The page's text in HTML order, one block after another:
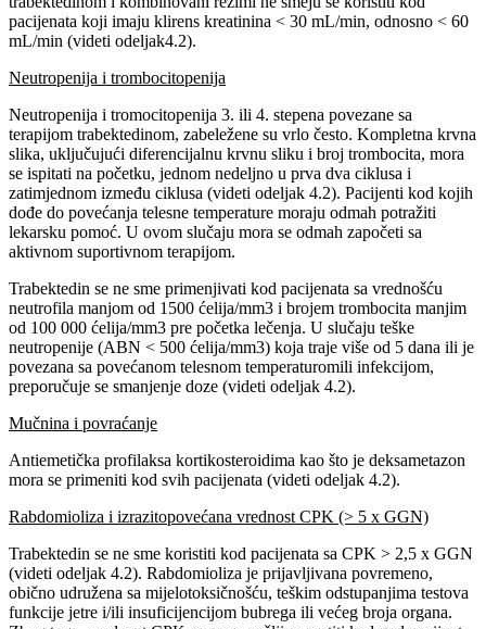
pacijenata koji imaju klirens kreatinina < 30 mL/min, odnosno < 60
mL/min (videti odeljak4.2).
Neutropenija i trombocitopenija
Neutropenija i tromocitopenija 3. ili 4. stepena povezane sa
terapijom trabektedinom, zabeležene su vrlo često. Kompletna krvna
slika, uključujući diferencijalnu krvnu sliku i broj trombocita, mora
se ispitati na početku, jednom nedeljno u prva dva ciklusa i
zatimjednom između ciklusa (videti odeljak 4.2). Pacijenti kod kojih
dođe do povećanja telesne temperature moraju odmah potražiti
lekarsku pomoć. U ovom slučaju mora se odmah započeti sa
aktivnom suportivnom terapijom.
Trabektedin se ne sme primenjivati kod pacijenata sa vrednošću
neutrofila manjom od 1500 ćelija/mm3 i brojem trombocita manjim
od 100 000 ćelija/mm3 pre početka lečenja. U slučaju teške
neutropenije (ABN < 500 ćelija/mm3) koja traje više od 5 dana ili je
povezana sa povećanom telesnom temperaturomili infekcijom,
preporučuje se smanjenje doze (videti odeljak 4.2).
Mučnina i povraćanje
Antiemetička profilaksa kortikosteroidima kao što je deksametazon
mora se primeniti kod svih pacijenata (videti odeljak 4.2).
Rabdomioliza i izrazitopovećana vrednost CPK (> 5 x GGN)
Trabektedin se ne sme koristiti kod pacijenata sa CPK > 2,5 x GGN
(videti odeljak 4.2). Rabdomioliza je prijavljivana povremeno,
obično udružena sa mijelotoksičnošću, teškim odstupanjima testova
funkcije jetre i/ili insuficijencijom bubrega ili većeg broja organa.